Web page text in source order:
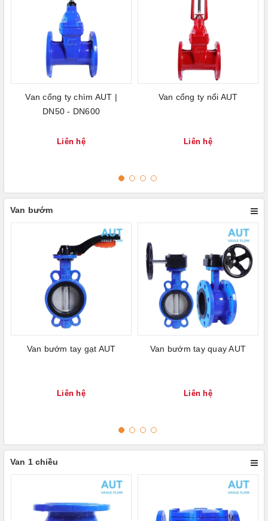
Van cổng ty chìm AUT |
DN50 - DN600
Liên hệ
Van cổng ty nổi AUT
Liên hệ
Van bướm
Van bướm tay gạt AUT
Liên hệ
Van bướm tay quay AUT
Liên hệ
Van 1 chiều